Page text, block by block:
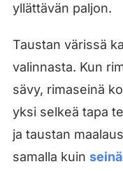
yllättävän paljon.
Taustan värissä
valinnasta. Kun
sävy, rimaseinä
yksi selkeä tapa
ja taustan
samalla kuin